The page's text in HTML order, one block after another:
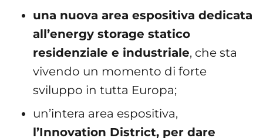
una nuova area espositiva dedicata
all’energy storage statico
residenziale e industriale, che sta
vivendo un momento di forte
sviluppo in tutta Europa;
un’intera area espositiva,
l’Innovation District, per dare